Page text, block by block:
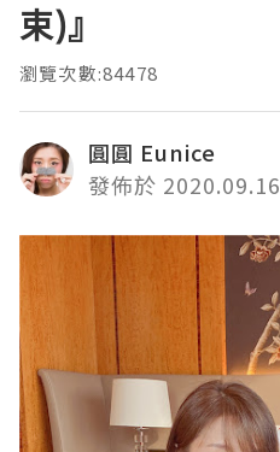
束)』
瀏覽次數:84478
圓圓 Eunice
發佈於 2020.09.16